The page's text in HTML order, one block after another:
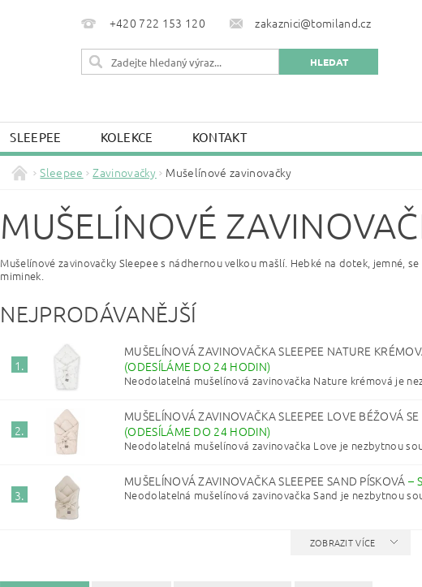
+420 722 153 120 zakaznici@tomiland.cz
SLEEPEE KOLEKCE KONTAKT
Sleepee Zavinovačky Mušelínové zavinovačky
MUŠELÍNOVÉ
Mušelínové zavinovačky Sleepee s nádhernou velkou mašlí. Hebké na dotek, jemné,
miminek.
NEJPRODÁVANĚJŠÍ
1.
MUŠELÍNOVÁ ZAVINOVAČKA SLEEPEE NATURE
(ODESÍLÁME DO 24 HODIN)
Neodolatelná mušelínová zavinovačka Nature krémová je
2.
MUŠELÍNOVÁ ZAVINOVAČKA SLEEPEE LOVE BÉŽOVÁ
(ODESÍLÁME DO 24 HODIN)
Neodolatelná mušelínová zavinovačka Love je nezbytnou
3.
MUŠELÍNOVÁ ZAVINOVAČKA SLEEPEE SAND PÍSKOVÁ–
Neodolatelná mušelínová zavinovačka Sand je nezbytnou
ZOBRAZIT VÍCE